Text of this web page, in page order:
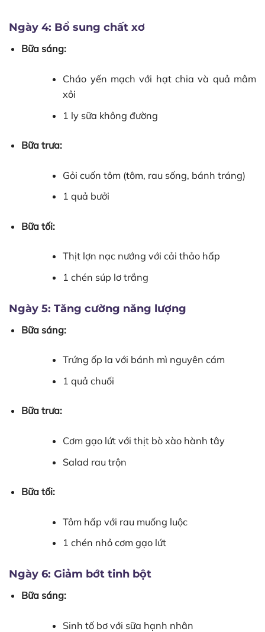
Ngày 4: Bổ sung chất xơ
Bữa sáng:
Cháo yến mạch với hạt chia và quả mâm
xôi
1 ly sữa không đường
Bữa trưa:
Gỏi cuốn tôm (tôm, rau sống, bánh tráng)
1 quả bưởi
Bữa tối:
Thịt lợn nạc nướng với cải thảo hấp
1 chén súp lơ trắng
Ngày 5: Tăng cường năng lượng
Bữa sáng:
Trứng ốp la với bánh mì nguyên cám
1 quả chuối
Bữa trưa:
Cơm gạo lứt với thịt bò xào hành tây
Salad rau trộn
Bữa tối:
Tôm hấp với rau muống luộc
1 chén nhỏ cơm gạo lứt
Ngày 6: Giảm bớt tinh bột
Bữa sáng:
Sinh tố bơ với sữa hạnh nhân